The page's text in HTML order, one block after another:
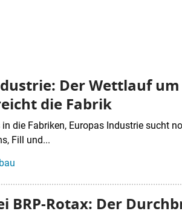
Der Wettlauf um
die Fabrik
die Fabriken, Europas Industrie sucht
Fill und...
BRP-Rotax: Der